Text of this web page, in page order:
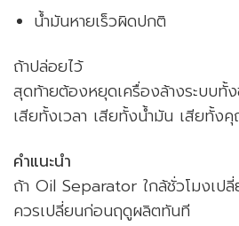
น้ำมันหายเร็วผิดปกติ
ถ้าปล่อยไว้
สุดท้ายต้องหยุดเครื่องล้างระบบทั้
เสียทั้งเวลา เสียทั้งน้ำมัน เสียทั้ง
คำแนะนำ
ถ้า Oil Separator ใกล้ชั่วโมงเป
ควรเปลี่ยนก่อนฤดูผลิตทันที